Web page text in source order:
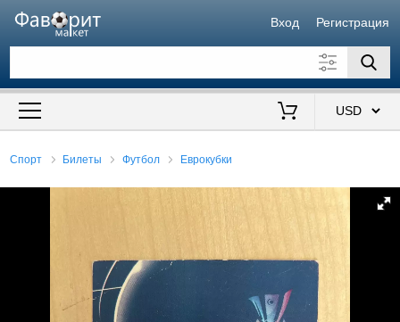
Вход Регистрация
Искать также в описании
Спорт Билеты Футбол Еврокубки